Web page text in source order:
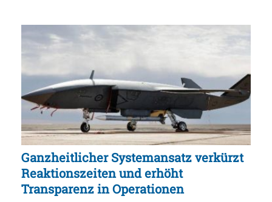
Ganzheitlicher Systemansatz verkürzt
Reaktionszeiten und erhöht
Transparenz in Operationen